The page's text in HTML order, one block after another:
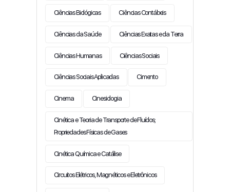
Ciências Biológicas Ciências Contábeis
Ciências da Saúde Ciências Exatas e da Terra
Ciências Humanas Ciências Sociais
Ciências Sociais Aplicadas Cimento
Cinema Cinesiologia
Cinética e Teoria de Transporte de Fluídos;
Propriedades Físicas de Gases
Cinética Química e Catálise
Circuitos Elétricos, Magnéticos e Eletrônicos